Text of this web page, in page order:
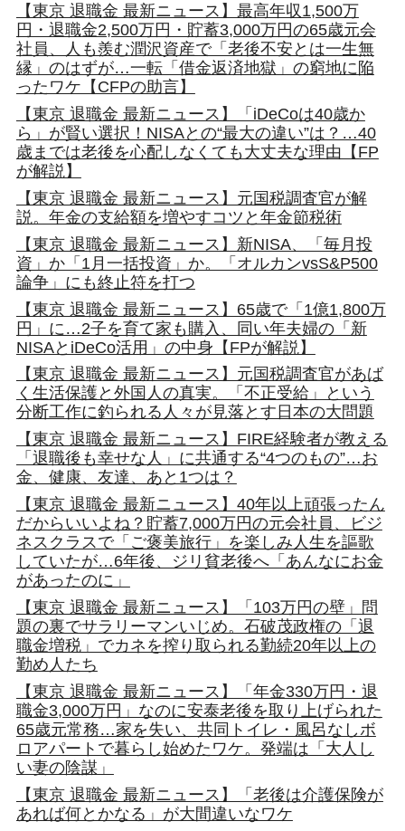
【東京 退職金 最新ニュース】最高年収1,500万
円・退職金2,500万円・貯蓄3,000万円の65歳元会
社員、人も羨む潤沢資産で「老後不安とは一生無
縁」のはずが…一転「借金返済地獄」の窮地に陥
ったワケ【CFPの助言】
【東京 退職金 最新ニュース】「iDeCoは40歳か
ら」が賢い選択！NISAとの“最大の違い”は？…40
歳までは老後を心配しなくても大丈夫な理由【FP
が解説】
【東京 退職金 最新ニュース】元国税調査官が解
説。年金の支給額を増やすコツと年金節税術
【東京 退職金 最新ニュース】新NISA、「毎月投
資」か「1月一括投資」か。「オルカンvsS&P500
論争」にも終止符を打つ
【東京 退職金 最新ニュース】65歳で「1億1,800万
円」に…2子を育て家も購入、同い年夫婦の「新
NISAとiDeCo活用」の中身【FPが解説】
【東京 退職金 最新ニュース】元国税調査官があば
く生活保護と外国人の真実。「不正受給」という
分断工作に釣られる人々が見落とす日本の大問題
【東京 退職金 最新ニュース】FIRE経験者が教える
「退職後も幸せな人」に共通する“4つのもの”…お
金、健康、友達、あと1つは？
【東京 退職金 最新ニュース】40年以上頑張ったん
だからいいよね？貯蓄7,000万円の元会社員、ビジ
ネスクラスで「ご褒美旅行」を楽しみ人生を謳歌
していたが…6年後、ジリ貧老後へ「あんなにお金
があったのに」
【東京 退職金 最新ニュース】「103万円の壁」問
題の裏でサラリーマンいじめ。石破茂政権の「退
職金増税」でカネを搾り取られる勤続20年以上の
勤め人たち
【東京 退職金 最新ニュース】「年金330万円・退
職金3,000万円」なのに安泰老後を取り上げられた
65歳元常務…家を失い、共同トイレ・風呂なしボ
ロアパートで暮らし始めたワケ。発端は「大人し
い妻の陰謀」
【東京 退職金 最新ニュース】「老後は介護保険が
あれば何とかなる」が大間違いなワケ